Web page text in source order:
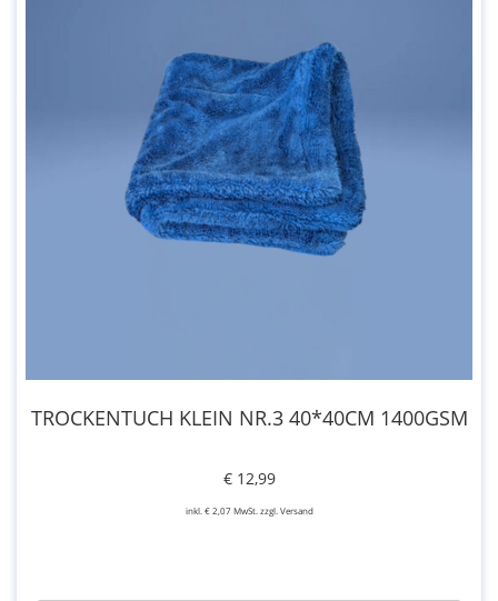
TROCKENTUCH KLEIN NR.3 40*40CM 1400GSM
€ 12,99
inkl. € 2,07 MwSt. zzgl. Versand